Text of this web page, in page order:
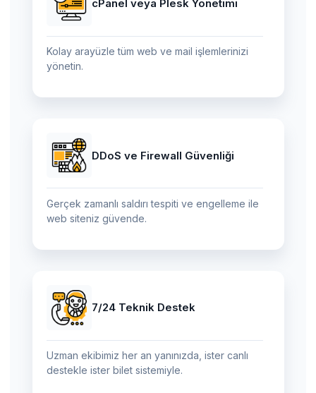
cPanel veya Plesk Yönetimi
Kolay arayüzle tüm web ve mail işlemlerinizi
yönetin.
DDoS ve Firewall Güvenliği
Gerçek zamanlı saldırı tespiti ve engelleme ile
web siteniz güvende.
7/24 Teknik Destek
Uzman ekibimiz her an yanınızda, ister canlı
destekle ister bilet sistemiyle.